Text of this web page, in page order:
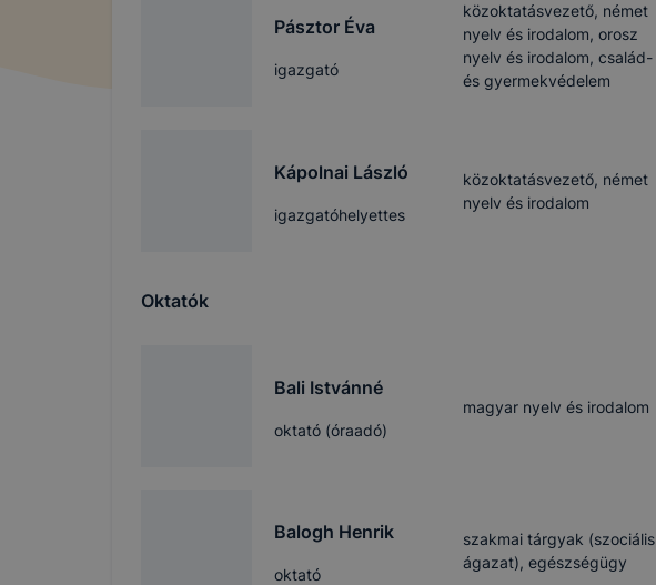
Pásztor Éva
igazgató
közoktatásvezető, német
nyelv és irodalom, orosz
nyelv és irodalom, család-
és gyermekvédelem
Kápolnai László
igazgatóhelyettes
közoktatásvezető, német
nyelv és irodalom
Oktatók
Bali Istvánné
oktató (óraadó)
magyar nyelv és irodalom
Balogh Henrik
oktató
szakmai tárgyak (szociális
ágazat), egészségügy